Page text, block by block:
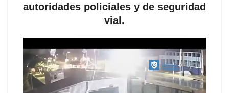
autoridades policiales y de seguridad
vial.